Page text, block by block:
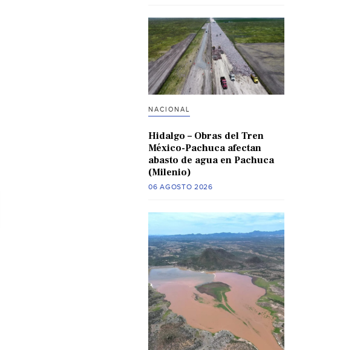
NACIONAL
Hidalgo – Obras del Tren
México-Pachuca afectan
abasto de agua en Pachuca
(Milenio)
06 AGOSTO 2026